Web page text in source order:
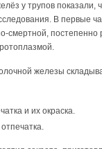
у трупов
В первые
смертной,
железы
и их окраска.